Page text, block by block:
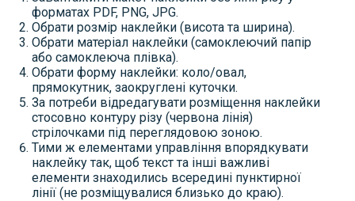
форматах PDF, PNG, JPG.
Обрати розмір наклейки (висота та ширина).
Обрати матеріал наклейки (самоклеючий папір
або самоклеюча плівка).
Обрати форму наклейки: коло/овал,
прямокутник, заокруглені куточки.
За потреби відредагувати розміщення наклейки
стосовно контуру різу (червона лінія)
стрілочками під переглядовою зоною.
Тими ж елементами управління впорядкувати
наклейку так, щоб текст та інші важливі
елементи знаходились всередині пунктирної
лінії (не розміщувалися близько до краю).